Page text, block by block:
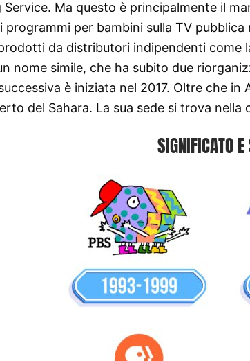
Service. Ma questo è principalmente il
programmi per bambini sulla TV
da distributori indipendenti come
nome simile, che ha subito due
è iniziata nel 2017. Oltre che
del Sahara. La sua sede si trova
SIGNIFICATO